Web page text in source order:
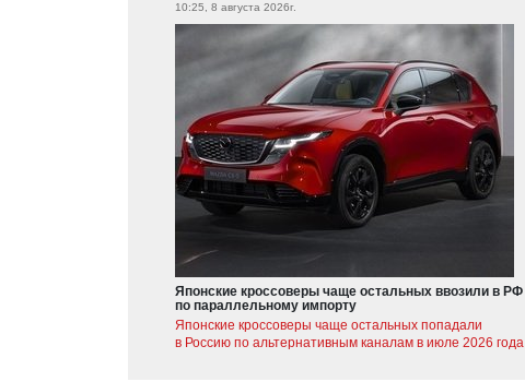
10:25, 8 августа 2026г.
Японские кроссоверы чаще остальных ввозили в РФ
по параллельному импорту
Японские кроссоверы чаще остальных попадали
в Россию по альтернативным каналам в июле 2026 года